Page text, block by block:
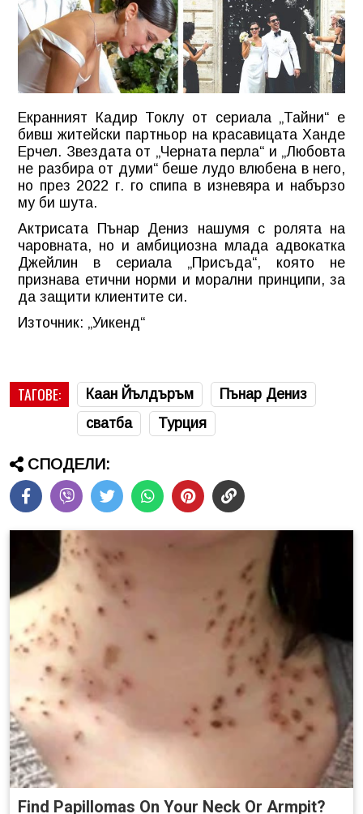
Екранният Кадир Токлу от сериала „Тайни“ е
бивш житейски партньор на красавицата Ханде
Ерчел. Звездата от „Черната перла“ и „Любовта
не разбира от думи“ беше лудо влюбена в него,
но през 2022 г. го спипа в изневяра и набързо
му би шута.
Актрисата Пънар Дениз нашумя с ролята на
чаровната, но и амбициозна млада адвокатка
Джейлин в сериала „Присъда“, която не
признава етични норми и морални принципи, за
да защити клиентите си.
Източник: „Уикенд“
ТАГОВЕ: Каан Йълдъръм
Пънар Дениз
сватба
Турция
СПОДЕЛИ:
Find Papillomas On Your Neck Or Armpit?